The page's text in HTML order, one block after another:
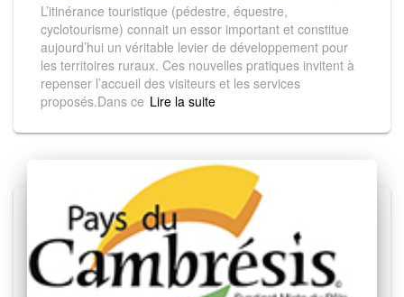
L’itinérance touristique (pédestre, équestre,
cyclotourisme) connait un essor important et constitue
aujourd’hui un véritable levier de développement pour
les territoires ruraux. Ces nouvelles pratiques invitent à
repenser l’accueil des visiteurs et les services
proposés.Dans ce Read more